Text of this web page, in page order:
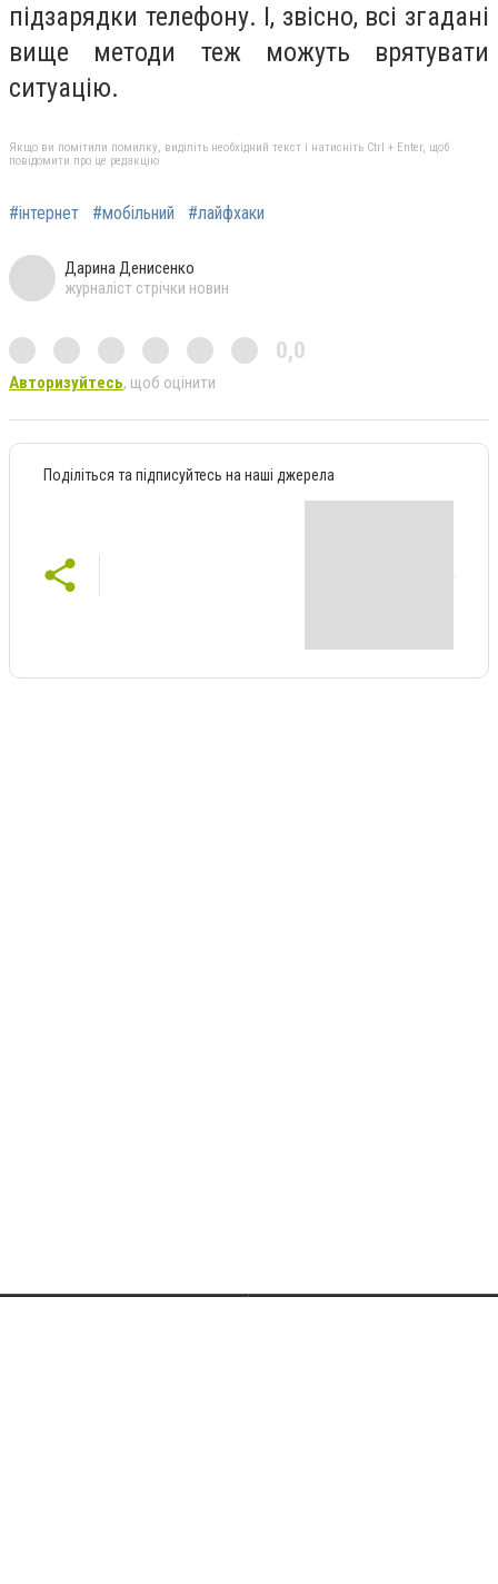
підзарядки телефону. І, звісно, всі згадані
вище методи теж можуть врятувати
ситуацію.
Якщо ви помітили помилку, виділіть необхідний текст і натисніть Ctrl + Enter, щоб
повідомити про це редакцію
#інтернет #мобільний #лайфхаки
Дарина Денисенко
журналіст стрічки новин
0,0
Авторизуйтесь, щоб оцінити
Поділіться та підписуйтесь на наші джерела